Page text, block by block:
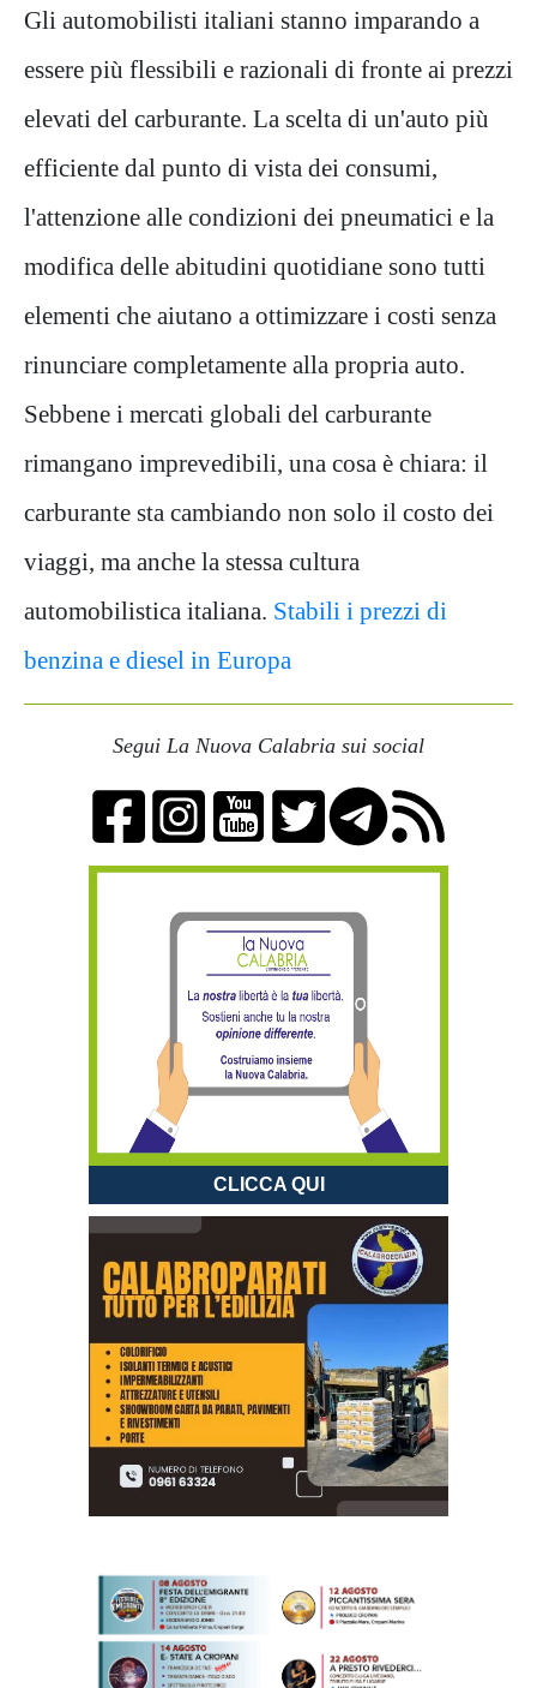
Gli automobilisti italiani stanno imparando a
essere più flessibili e razionali di fronte ai prezzi
elevati del carburante. La scelta di un'auto più
efficiente dal punto di vista dei consumi,
l'attenzione alle condizioni dei pneumatici e la
modifica delle abitudini quotidiane sono tutti
elementi che aiutano a ottimizzare i costi senza
rinunciare completamente alla propria auto.
Sebbene i mercati globali del carburante
rimangano imprevedibili, una cosa è chiara: il
carburante sta cambiando non solo il costo dei
viaggi, ma anche la stessa cultura
automobilistica italiana. Stabili i prezzi di
benzina e diesel in Europa
Segui La Nuova Calabria sui social
CLICCA QUI